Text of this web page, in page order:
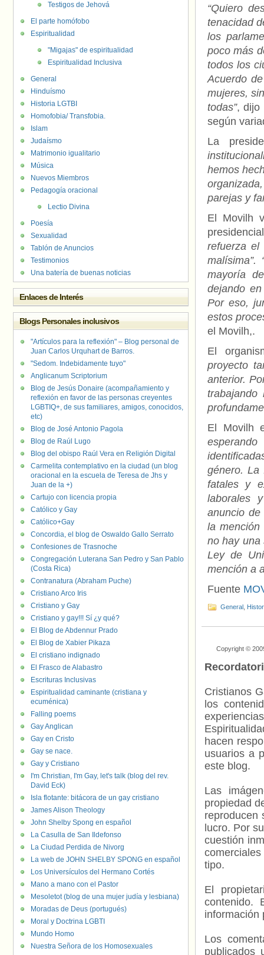
“Quiero
tenacidad
los
poco más
todos los
Acuerdo
mujeres,
todas”, dijo
según
La
hemos
parejas y
El Movilh
refuerza el
mayoría
dejando
Por eso,
estos
el Movilh,.
El
proyecto
anterior.
El Movilh
género. La
fatales y
laborales
anuncio de
la mención
no hay una
Ley de
mención a
Fuente
General
Copyright ©
Cristianos
los
hacen
usuarios a
este blog.
Las
propiedad
reproducen
lucro. Por
cuestión
tipo.
El
contenido.
información
Los
publicados
Testigos de Jehová
El parte homófobo
Espiritualidad
"Migajas" de espiritualidad
Espiritualidad Inclusiva
General
Hinduísmo
Historia LGTBI
Homofobia/ Transfobia.
Islam
Judaísmo
Matrimonio igualitario
Música
Nuevos Miembros
Pedagogía oracional
Lectio Divina
Poesía
Sexualidad
Tablón de Anuncios
Testimonios
Una batería de buenas noticias
Enlaces de Interés
Blogs Personales inclusivos
"Artículos para la reflexión" – Blog personal de
Juan Carlos Urquhart de Barros.
"Sedom. Indebidamente tuyo"
Anglicanum Scriptorium
Blog de Jesús Donaire (acompañamiento y
reflexión en favor de las personas creyentes
LGBTIQ+, de sus familiares, amigos, conocidos,
etc)
Blog de José Antonio Pagola
Blog de Raúl Lugo
Blog del obispo Raúl Vera en Religión Digital
Carmelita contemplativo en la ciudad (un blog
oracional en la escuela de Teresa de Jhs y
Juan de la +)
Cartujo con licencia propia
Católico y Gay
Católico+Gay
Concordia, el blog de Oswaldo Gallo Serrato
Confesiones de Trasnoche
Congregación Luterana San Pedro y San Pablo
(Costa Rica)
Contranatura (Abraham Puche)
Cristiano Arco Iris
Cristiano y Gay
Cristiano y gay!!! Sí ¿y qué?
El Blog de Abdennur Prado
El Blog de Xabier Pikaza
El cristiano indignado
El Frasco de Alabastro
Escrituras Inclusivas
Espiritualidad caminante (cristiana y
ecuménica)
Falling poems
Gay Anglican
Gay en Cristo
Gay se nace.
Gay y Cristiano
I'm Christian, I'm Gay, let's talk (blog del rev.
David Eck)
Isla flotante: bitácora de un gay cristiano
James Alison Theology
John Shelby Spong en español
La Casulla de San Ildefonso
La Ciudad Perdida de Nivorg
La web de JOHN SHELBY SPONG en español
Los Universículos del Hermano Cortés
Mano a mano con el Pastor
Mesoletot (blog de una mujer judía y lesbiana)
Moradas de Deus (portugués)
Moral y Doctrina LGBTI
Mundo Homo
Nuestra Señora de los Homosexuales